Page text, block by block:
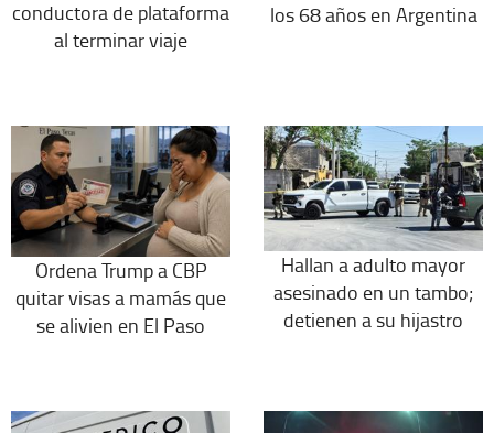
conductora de plataforma
al terminar viaje
los 68 años en Argentina
Ordena Trump a CBP
quitar visas a mamás que
se alivien en El Paso
Hallan a adulto mayor
asesinado en un tambo;
detienen a su hijastro